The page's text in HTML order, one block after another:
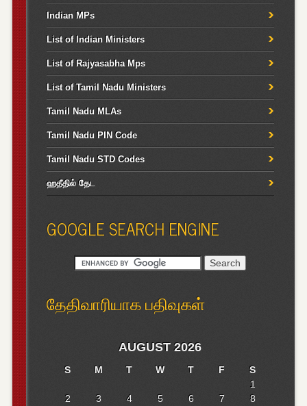
Indian MPs
List of Indian Ministers
List of Rajyasabha Mps
List of Tamil Nadu Ministers
Tamil Nadu MLAs
Tamil Nadu PIN Code
Tamil Nadu STD Codes
ஹதீதில் தேட
GOOGLE SEARCH ENGINE
தேதிவாரியாக பதிவுகள்
AUGUST 2026
S M T W T F
S
1
2
3 4 5 6 7
8